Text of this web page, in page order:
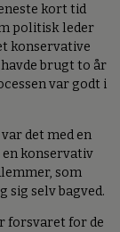
kort tid
politisk leder
konservative
brugt to år
var godt i
det med en
konservativ
som
sig selv bagved.
forsvaret for de